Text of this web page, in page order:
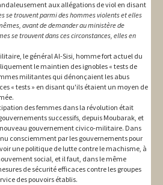
aux allégations de viol en disant
se trouvent parmi des hommes violents et elles
avant de demander au ministère de
se trouvent dans ces circonstances, elles en
le général Al-Sisi, homme fort actuel du
le maintien des ignobles « tests de
militantes qui dénonçaient les abus
« tests » en disant qu'ils étaient un moyen de
des femmes dans la révolution était
successifs, depuis Moubarak, et
gouvernement civico-militaire. Dans
consciemment par les gouvernements pour
une politique de lutte contre le machisme, à
social, et il faut, dans le même
de sécurité efficaces contre les groupes
des pouvoirs établis.